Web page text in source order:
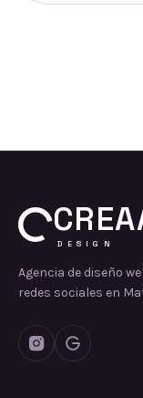
DESIGN
Agencia de diseño
redes sociales en